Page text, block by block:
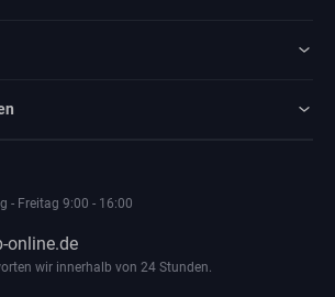
- Freitag 9:00 - 16:00
online.de
wir innerhalb von 24 Stunden.